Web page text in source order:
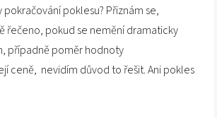
poklesu? Přiznám se,
řečeno, pokud se nemění dramaticky
případně poměr hodnoty
ceně, nevidím důvod to řešit. Ani pokles